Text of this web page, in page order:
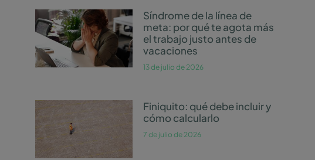
Síndrome de la línea de
meta: por qué te agota más
el trabajo justo antes de
vacaciones
13 de julio de 2026
Finiquito: qué debe incluir y
cómo calcularlo
7 de julio de 2026